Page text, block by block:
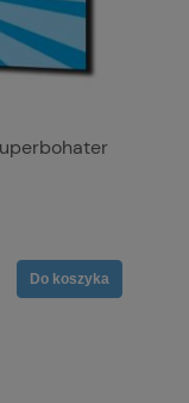
Do koszyka